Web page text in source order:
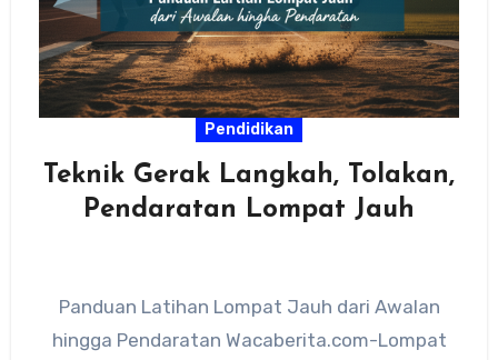
Pendidikan
Teknik Gerak Langkah, Tolakan,
Pendaratan Lompat Jauh
Panduan Latihan Lompat Jauh dari Awalan
hingga Pendaratan Wacaberita.com-Lompat